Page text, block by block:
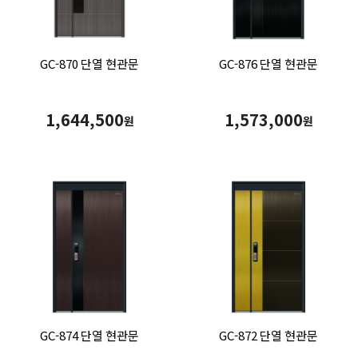
GC-870 단열 현관문
1,644,500원
GC-876 단열 현관문
1,573,000원
GC-874 단열 현관문 GC-872 단열 현관문